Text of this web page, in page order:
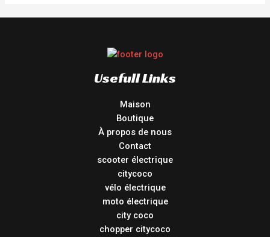
Usefull Links
Maison
Boutique
À propos de nous
Contact
scooter électrique
citycoco
vélo électrique
moto électrique
city coco
chopper citycoco